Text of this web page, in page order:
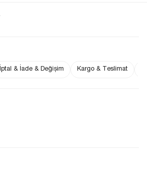
OVERSIZE DOĞAL DOKULU
İptal & İade & Değişim Kargo & Teslimat